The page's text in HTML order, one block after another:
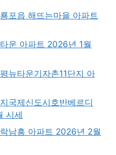
포읍 해뜨는마을 아파트
운 아파트 2026년 1월
뉴타운기자촌11단지 아
국제신도시호반베르디
시세
남흥 아파트 2026년 2월